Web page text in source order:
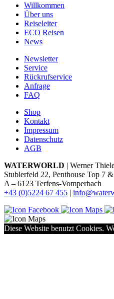
Willkommen
Über uns
Reiseleiter
ECO Reisen
News
Newsletter
Service
Rückrufservice
Anfrage
FAQ
Shop
Kontakt
Impressum
Datenschutz
AGB
WATERWORLD | Werner
Stublerfeld 22, Penthouse Top 7
A – 6123 Terfens-Vomperbach
+43 (0)5224 67 455 |
Diese Website benutzt Cookies.